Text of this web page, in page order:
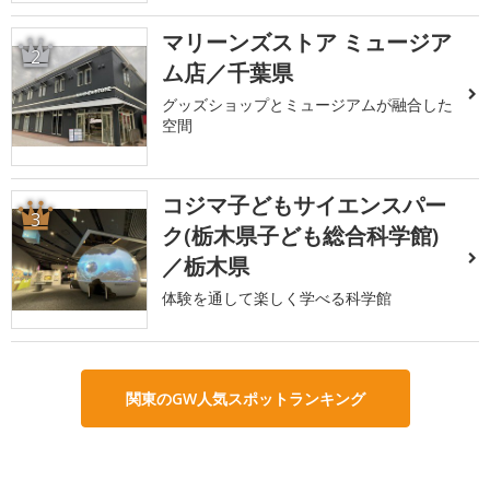
2
マリーンズストア ミュージア
ム店／千葉県
グッズショップとミュージアムが融合した
空間
3
コジマ子どもサイエンスパー
ク(栃木県子ども総合科学館)
／栃木県
体験を通して楽しく学べる科学館
関東のGW人気スポットランキング